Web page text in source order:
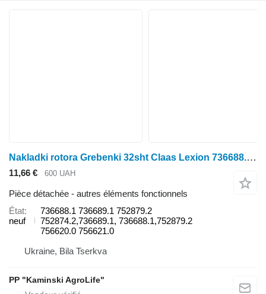
Nakladki rotora Grebenki 32sht Claas Lexion 736688.1 pour moissonneuse-batteuse Claas Lexion
11,66 € 600 UAH
Pièce détachée - autres éléments fonctionnels
État
neuf
736688.1 736689.1 752879.2
752874.2,736689.1, 736688.1,752879.2
756620.0 756621.0
Ukraine, Bila Tserkva
PP "Kaminski AgroLife"